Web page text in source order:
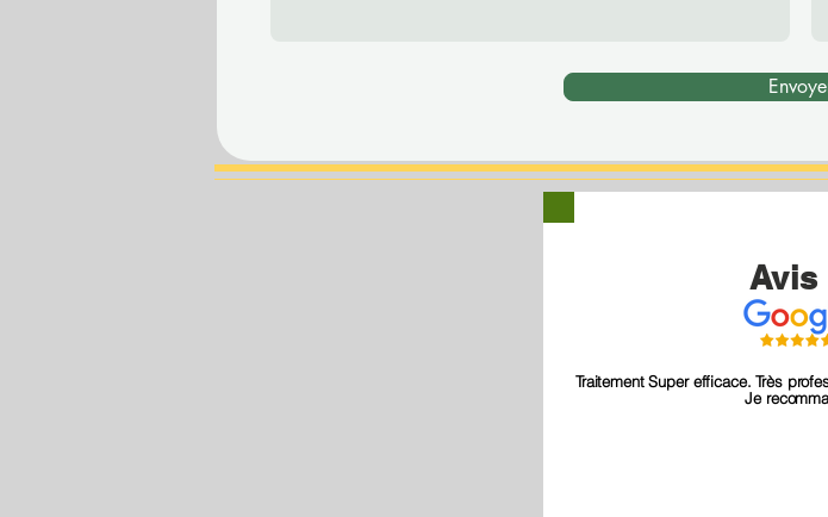
Avis
Traitement Super efficace. Très
Je